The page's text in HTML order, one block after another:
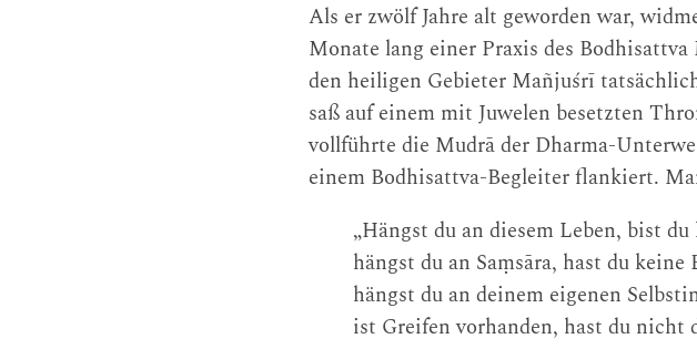
Als er zwölf Jahre alt geworden war,
Monate lang einer Praxis des
den heiligen Gebieter Mañjuśrī
saß auf einem mit Juwelen besetzten
vollführte die Mudrā der Dharma-
einem Bodhisattva-Begleiter flankiert.
„Hängst du an diesem Leben, bist
hängst du an Saṃsāra, hast du keine
hängst du an deinem eigenen
ist Greifen vorhanden, hast du nicht